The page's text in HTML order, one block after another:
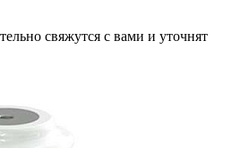
свяжутся с вами и уточнят